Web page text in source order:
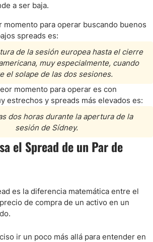
a ser baja.
momento para operar buscando buenos
spreads es:
de la sesión europea hasta el cierre
muy especialmente, cuando
el solape de las dos sesiones.
momento para operar es con
estrechos y spreads más elevados es:
dos horas durante la apertura de la
sesión de Sídney.
el Spread de un Par de
es la diferencia matemática entre el
de compra de un activo en un
ir un poco más allá para entender en